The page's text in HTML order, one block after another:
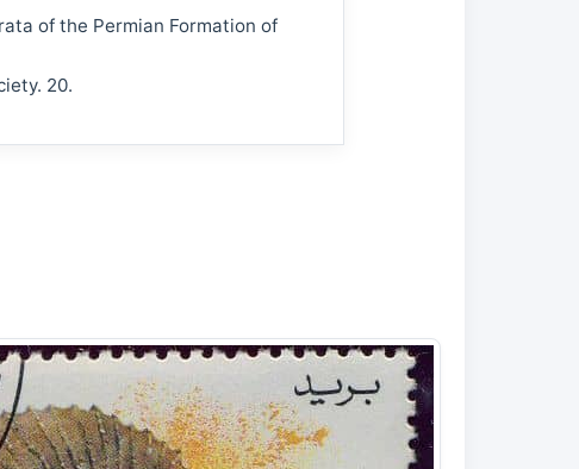
of the Permian Formation of
20.